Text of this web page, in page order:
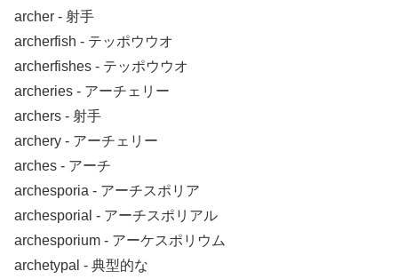
archer ‐ 射手
archerfish ‐ テッポウウオ
archerfishes ‐ テッポウウオ
archeries ‐ アーチェリー
archers ‐ 射手
archery ‐ アーチェリー
arches ‐ アーチ
archesporia ‐ アーチスポリア
archesporial ‐ アーチスポリアル
archesporium ‐ アーケスポリウム
archetypal ‐ 典型的な